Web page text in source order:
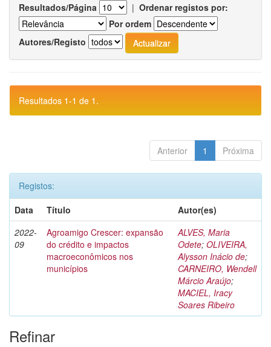
Resultados/Página | Ordenar registos por:
Por ordem
Autores/Registo
Resultados 1-1 de 1.
Anterior 1 Próxima
Registos:
Data
Título
Autor(es)
2022-
09
Agroamigo Crescer: expansão
do crédito e impactos
macroeconômicos nos
municípios
ALVES, Maria
Odete; OLIVEIRA,
Alysson Inácio de;
CARNEIRO, Wendell
Márcio Araújo;
MACIEL, Iracy
Soares Ribeiro
Refinar